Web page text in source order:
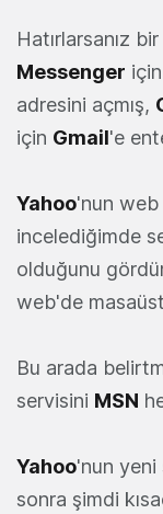
Hatırlarsanız
Messenger için
adresini açmış,
için Gmail'e
Yahoo'nun web
incelediğimde
olduğunu
web'de
Bu arada
servisini MSN
Yahoo'nun yeni
sonra şimdi